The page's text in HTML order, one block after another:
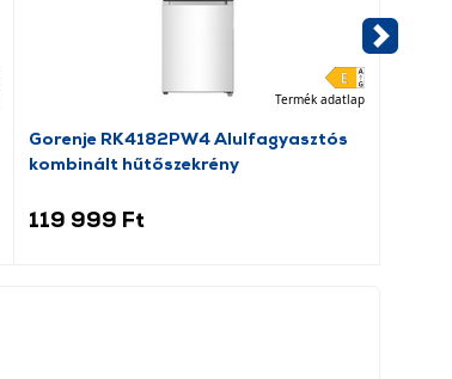
Termék adatlap
Gorenje RK4182PW4 Alulfagyasztós
kombinált hűtőszekrény
119 999 Ft